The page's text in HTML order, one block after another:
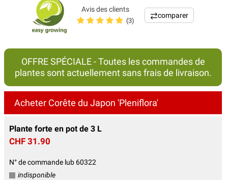
Avis des clients
(3)
comparer
OFFRE SPÉCIALE - Toutes les commandes de
plantes sont actuellement sans frais de livraison.
Acheter Corête du Japon 'Pleniflora'
Plante forte en pot de 3 L
CHF 31.90
N° de commande lub 60322
indisponible